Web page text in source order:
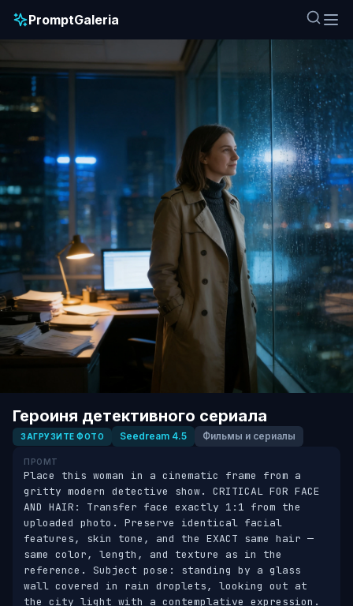
PromptGaleria
Героиня детективного сериала
ЗАГРУЗИТЕ ФОТО Seedream 4.5 Фильмы и сериалы
ПРОМТ
Place this woman in a cinematic frame from a
gritty modern detective show. CRITICAL FOR FACE
AND HAIR: Transfer face exactly 1:1 from the
uploaded photo. Preserve identical facial
features, skin tone, and the EXACT same hair —
same color, length, and texture as in the
reference. Subject pose: standing by a glass
wall covered in rain droplets, looking out at
the city light with a contemplative expression.